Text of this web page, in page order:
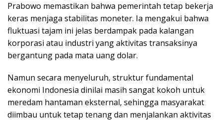
Prabowo memastikan bahwa pemerintah tetap bekerja
keras menjaga stabilitas moneter. Ia mengakui bahwa
fluktuasi tajam ini jelas berdampak pada kalangan
korporasi atau industri yang aktivitas transaksinya
bergantung pada mata uang dolar.
Namun secara menyeluruh, struktur fundamental
ekonomi Indonesia dinilai masih sangat kokoh untuk
meredam hantaman eksternal, sehingga masyarakat
diimbau untuk tetap tenang dan menjalankan aktivitas